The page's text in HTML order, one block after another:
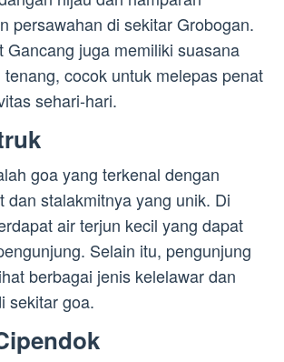
persawahan di sekitar Grobogan.
Gancang juga memiliki suasana
cocok untuk melepas penat
sehari-hari.
goa yang terkenal dengan
dan stalakmitnya yang unik. Di
air terjun kecil yang dapat
Selain itu, pengunjung
berbagai jenis kelelawar dan
sekitar goa.